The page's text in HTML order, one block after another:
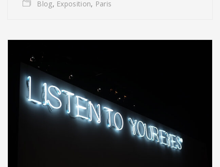
Blog, Exposition, Paris